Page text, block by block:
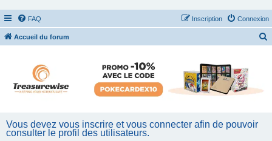
FAQ Connexion
Inscription
Accueil du forum
Vous devez vous inscrire et vous connecter afin de pouvoir
consulter le profil des utilisateurs.